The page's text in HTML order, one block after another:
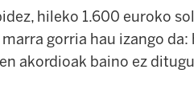
hileko 1.600 euroko
gorria hau izango
akordioak baino ez